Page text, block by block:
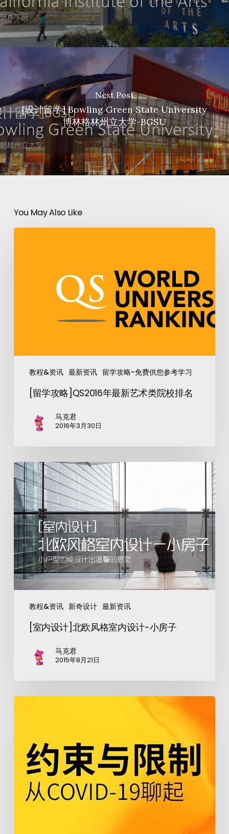
Next Post
[设计留学] Bowling Green State University
博林格林州立大学-BGSU
You May Also Like
教程&资讯 最新资讯 留学攻略-免费供您参考学习
[留学攻略]QS2016年最新艺术类院校排名
马克君
2016年3月30日
教程&资讯 新奇设计 最新资讯
[室内设计]北欧风格室内设计-小房子
马克君
2015年8月21日